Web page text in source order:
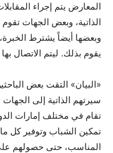
المعارض يتم إجراء
الذاتية، وبعض الجهات
وبعضها أيضاً يشترط
يقوم بذلك. ليتم الاتصال بها
«البيان» التقت بعض
سيرتهم الذاتية إلى
تقام في مختلف إمارات
تمكين الشباب وتوفير كل
المناسب، حتى حصولهم